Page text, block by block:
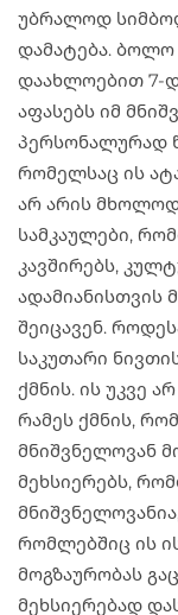
უბრალოდ
დამატება. ბოლო
დაახლოებით 7-
აფასებს იმ
პერსონალურად
რომელსაც ის
არ არის მხოლოდ
სამკაულები,
კავშირებს,
ადამიანისთვის
შეიცავენ.
საკუთარი
ქმნის. ის უკვე
რამეს ქმნის,
მნიშვნელოვან
მეხსიერებს,
რომლებშიც ის
მოგზაურობას
მეხსიერებად